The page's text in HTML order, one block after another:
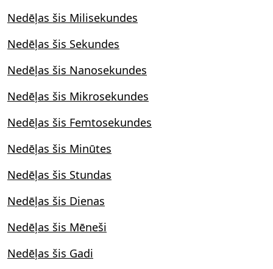
Nedēļas šis Milisekundes
Nedēļas šis Sekundes
Nedēļas šis Nanosekundes
Nedēļas šis Mikrosekundes
Nedēļas šis Femtosekundes
Nedēļas šis Minūtes
Nedēļas šis Stundas
Nedēļas šis Dienas
Nedēļas šis Mēneši
Nedēļas šis Gadi